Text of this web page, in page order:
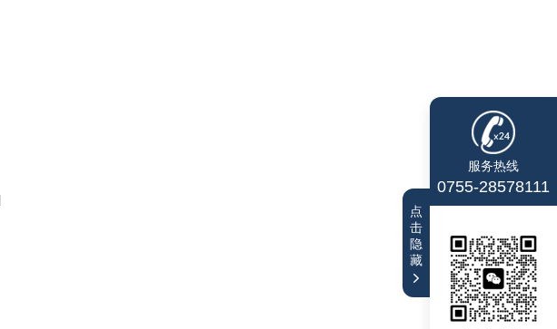
服务热线
0755-28578111
点
击
隐
藏